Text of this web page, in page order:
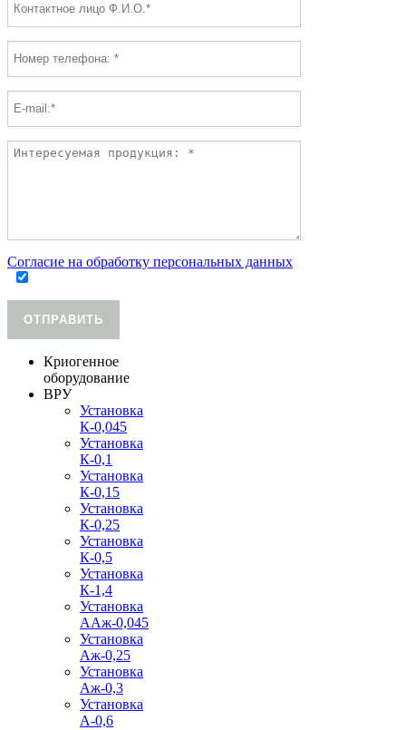
Согласие на обработку персональных данных
ОТПРАВИТЬ
Криогенное
оборудование
ВРУ
Установка
К-0,045
Установка
К-0,1
Установка
К-0,15
Установка
К-0,25
Установка
К-0,5
Установка
К-1,4
Установка
ААж-0,045
Установка
Аж-0,25
Установка
Аж-0,3
Установка
А-0,6